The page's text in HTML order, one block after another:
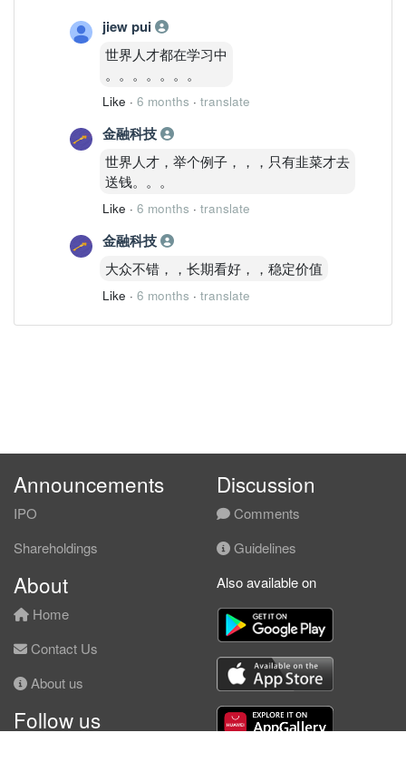
jiew pui
世界人才都在学习中
。。。。。。。
Like · 6 months · translate
金融科技
世界人才，举个例子，，，只有韭菜才去
送钱。。。
Like · 6 months · translate
金融科技
大众不错，，长期看好，，稳定价值
Like · 6 months · translate
Announcements
IPO
Shareholdings
Discussion
Comments
Guidelines
About
Home
Contact Us
About us
Follow us
Also available on